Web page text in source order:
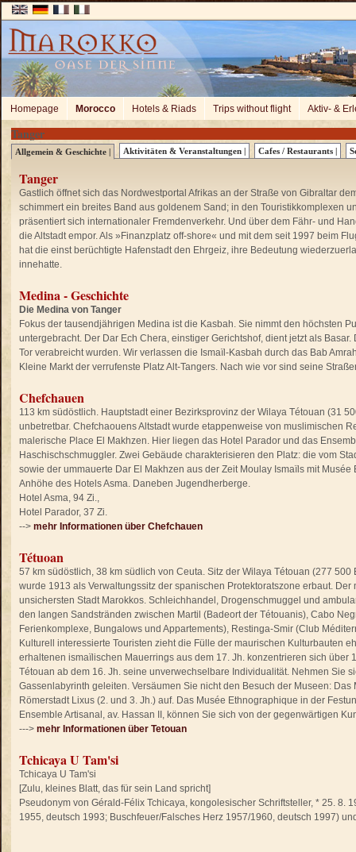
Homepage Morocco Hotels & Riads Trips without flight Aktiv- &
Tanger
Allgemein & Geschichte | Aktivitäten & Veranstaltungen | Cafes / Restaurants |
Tanger
Gastlich öffnet sich das Nordwestportal Afrikas an der Straße von Gibraltar
schimmert ein breites Band aus goldenem Sand; in den Touristikkomplexen
präsentiert sich internationaler Fremdenverkehr. Und über dem Fähr- und
die Altstadt empor. Als »Finanzplatz off-shore« und mit dem seit 1997 beim
hat die einst berüchtigte Hafenstadt den Ehrgeiz, ihre Bedeutung
innehatte.
Medina - Geschichte
Die Medina von Tanger
Fokus der tausendjährigen Medina ist die Kasbah. Sie nimmt den höchsten
untergebracht. Der Dar Ech Chera, einstiger Gerichtshof, dient jetzt als
Tor verabreicht wurden. Wir verlassen die Ismaïl-Kasbah durch das Bab
Kleine Markt der verrufenste Platz Alt-Tangers. Nach wie vor sind seine
Chefchauen
113 km südöstlich. Hauptstadt einer Bezirksprovinz der Wilaya Tétouan (31
unbetretbar. Chefchaouens Altstadt wurde etappenweise von muslimischen
malerische Place El Makhzen. Hier liegen das Hotel Parador und das
Haschischschmuggler. Zwei Gebäude charakterisieren den Platz: die vom
sowie der ummauerte Dar El Makhzen aus der Zeit Moulay Ismaïls mit
Anhöhe des Hotels Asma. Daneben Jugendherberge.
Hotel Asma, 94 Zi.,
Hotel Parador, 37 Zi.
--> mehr Informationen über Chefchauen
Tétuoan
57 km südöstlich, 38 km südlich von Ceuta. Sitz der Wilaya Tétouan (277
wurde 1913 als Verwaltungssitz der spanischen Protektoratszone erbaut.
unsichersten Stadt Marokkos. Schleichhandel, Drogenschmuggel und
den langen Sandstränden zwischen Martil (Badeort der Tétouanis), Cabo
Ferienkomplexe, Bungalows und Appartements), Restinga-Smir (Club
Kulturell interessierte Touristen zieht die Fülle der maurischen Kulturbauten
erhaltenen ismaïlischen Mauerrings aus dem 17. Jh. konzentrieren sich
Tétouan ab dem 16. Jh. seine unverwechselbare Individualität. Nehmen Sie
Gassenlabyrinth geleiten. Versäumen Sie nicht den Besuch der Museen:
Römerstadt Lixus (2. und 3. Jh.) auf. Das Musée Ethnographique in der
Ensemble Artisanal, av. Hassan II, können Sie sich von der gegenwärtigen
---> mehr Informationen über Tetouan
Tchicaya U Tam'si
Tchicaya U Tam'si
[Zulu, kleines Blatt, das für sein Land spricht]
Pseudonym von Gérald-Félix Tchicaya, kongolesischer Schriftsteller, * 25.
1955, deutsch 1993; Buschfeuer/Falsches Herz 1957/1960, deutsch 1997)